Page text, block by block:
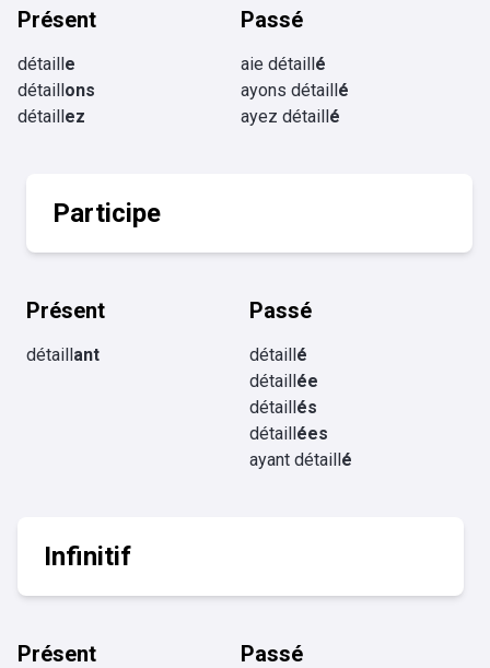
Présent
détaille
détaillons
détaillez
Passé
aie détaillé
ayons détaillé
ayez détaillé
Participe
Présent
détaillant
Passé
détaillé
détaillée
détaillés
détaillées
ayant détaillé
Infinitif
Présent Passé